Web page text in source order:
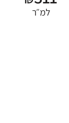
למ״ר